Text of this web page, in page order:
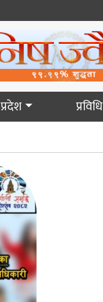
प्रदेश प्रविधि